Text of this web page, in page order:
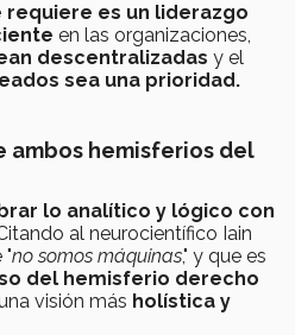
requiere es un liderazgo
en las organizaciones,
descentralizadas y el
sea una prioridad.
ambos hemisferios del
lo analítico y lógico con
al neurocientífico Iain
"no somos máquinas," y que es
del hemisferio derecho
visión más holística y